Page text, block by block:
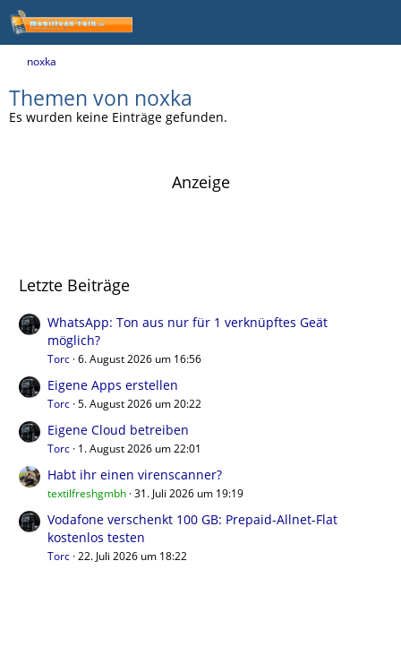
noxka
Themen von noxka
Es wurden keine Einträge gefunden.
Anzeige
Letzte Beiträge
WhatsApp: Ton aus nur für 1 verknüpftes Geät
möglich?
Torc 6. August 2026 um 16:56
Eigene Apps erstellen
Torc 5. August 2026 um 20:22
Eigene Cloud betreiben
Torc 1. August 2026 um 22:01
Habt ihr einen virenscanner?
textilfreshgmbh 31. Juli 2026 um 19:19
Vodafone verschenkt 100 GB: Prepaid-Allnet-Flat
kostenlos testen
Torc 22. Juli 2026 um 18:22